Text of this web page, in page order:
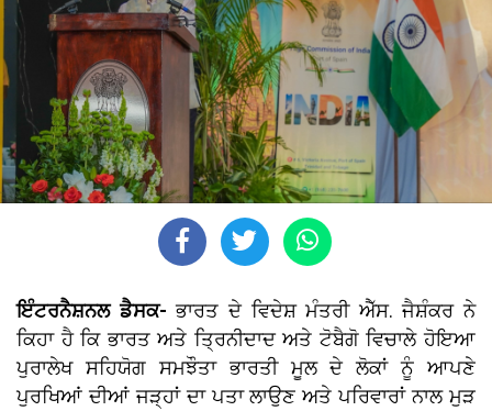
ਇੰਟਰਨੈਸ਼ਨਲ ਡੈਸਕ-ਭਾਰਤ ਦੇ ਵਿਦੇਸ਼ ਮੰਤਰੀ ਐੱਸ. ਜੈਸ਼ੰਕਰ ਨੇ
ਕਿਹਾ ਹੈ ਕਿ ਭਾਰਤ ਅਤੇ ਤ੍ਰਿਨੀਦਾਦ ਅਤੇ ਟੋਬੈਗੋ ਵਿਚਾਲੇ ਹੋਇਆ
ਪੁਰਾਲੇਖ ਸਹਿਯੋਗ ਸਮਝੌਤਾ ਭਾਰਤੀ ਮੂਲ ਦੇ ਲੋਕਾਂ ਨੂੰ ਆਪਣੇ
ਪੁਰਖਿਆਂ ਦੀਆਂ ਜੜ੍ਹਾਂ ਦਾ ਪਤਾ ਲਾਉਣ ਅਤੇ ਪਰਿਵਾਰਾਂ ਨਾਲ ਮੁੜ